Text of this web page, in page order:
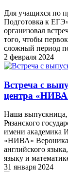
Для учащихся по
Подготовка к
организовал
того, чтобы
сложный период
2 февраля 2024
Встреча с
центра
Наша выпускница,
Рязанского
имени академика
«НИВА» Вероника
английского
языку и
31 января 2024